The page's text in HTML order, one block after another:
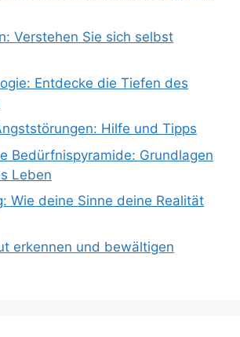
Verstehen Sie sich selbst
Entdecke die Tiefen des
Hilfe und Tipps
Bedürfnispyramide: Grundlagen
Leben
Wie deine Sinne deine Realität
erkennen und bewältigen